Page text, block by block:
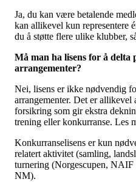
Ja, du kan være betalende
kan allikevel kun representere
du å støtte flere ulike klubber,
Må man ha lisens for å
arrangementer?
Nei, lisens er ikke nødvendig
arrangementer. Det er allikevel
forsikring som gir ekstra
trening eller konkurranse. Les
Konkurranselisens er kun
relatert aktivitet (samling,
turnering (Norgescupen,
NM).